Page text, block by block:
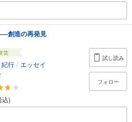
創造の再発見
芸
行 / エッセイ
込)
試し読み
フォロー